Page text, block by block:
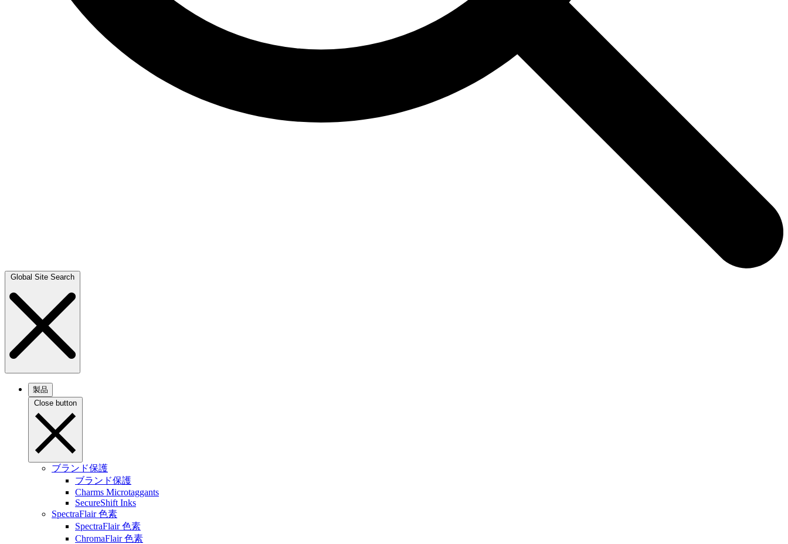
Global Site Search
製品
Close button
ブランド保護
ブランド保護
Charms Microtaggants
SecureShift Inks
SpectraFlair 色素
SpectraFlair 色素
ChromaFlair 色素